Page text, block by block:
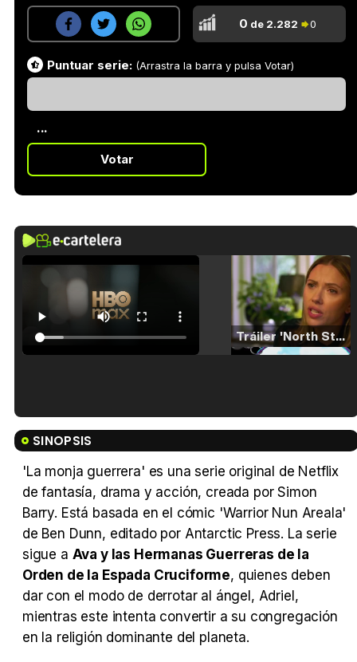
0 de 2.282 0
Puntuar serie: (Arrastra la barra y pulsa Votar)
...
Votar
Tráiler 'North Star' (2023)
Tráiler en español de 'La isla olvidada'
Tráiler 'Vida perra' (2026)
Tráiler Oficial en VOSE 'The Audacity'
SINOPSIS
'La monja guerrera' es una serie original de Netflix
de fantasía, drama y acción, creada por Simon
Barry. Está basada en el cómic 'Warrior Nun Areala'
de Ben Dunn, editado por Antarctic Press. La serie
sigue a Ava y las Hermanas Guerreras de la
Orden de la Espada Cruciforme, quienes deben
dar con el modo de derrotar al ángel, Adriel,
mientras este intenta convertir a su congregación
en la religión dominante del planeta.